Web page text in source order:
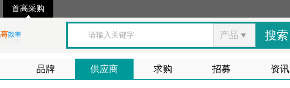
首高采购
产品
品牌 供应商 求购 招募 资讯